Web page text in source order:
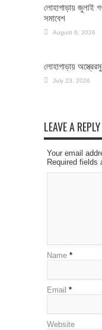
লোহাগাড়ায় জুলাই
সমাবেশ
August 6, 2026
লোহাগাড়ায়
July 23, 2026
LEAVE A REPLY
Your email
Required fields
Name *
Email *
Website